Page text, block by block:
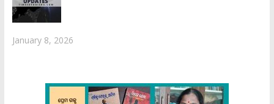
January 8, 2026